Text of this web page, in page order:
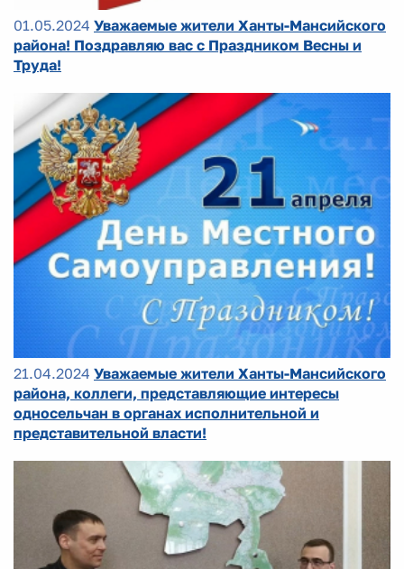
01.05.2024 Уважаемые жители Ханты-Мансийского
района! Поздравляю вас с Праздником Весны и
Труда!
21.04.2024 Уважаемые жители Ханты-Мансийского
района, коллеги, представляющие интересы
односельчан в органах исполнительной и
представительной власти!